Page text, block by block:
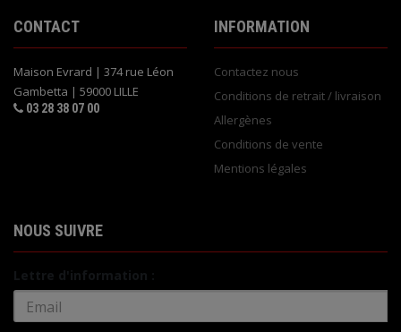
CONTACT
Maison Evrard | 374 rue Léon
Gambetta | 59000 LILLE
03 28 38 07 00
INFORMATION
Contactez nous
Conditions de retrait / livraison
Allergènes
Conditions de vente
Mentions légales
NOUS SUIVRE
Lettre d'information :